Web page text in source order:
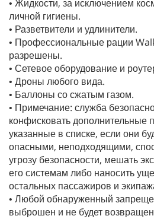
• Жидкости, за исключением
личной гигиены.
• Разветвители и удлинители.
• Профессиональные рации
разрешены.
• Сетевое оборудование и
• Дроны любого вида.
• Баллоны со сжатым газом.
• Примечание: служба
конфисковать дополнительные
указанные в списке, если они
опасными, неподходящими,
угрозу безопасности, мешать
его системам либо наносить
остальных пассажиров и
• Любой обнаруженный
выброшен и не будет